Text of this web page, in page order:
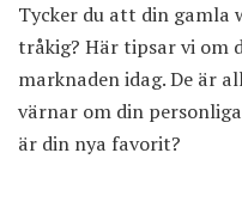
Tycker du att din gamla
tråkig? Här tipsar vi om
marknaden idag. De är
värnar om din
är din nya favorit?